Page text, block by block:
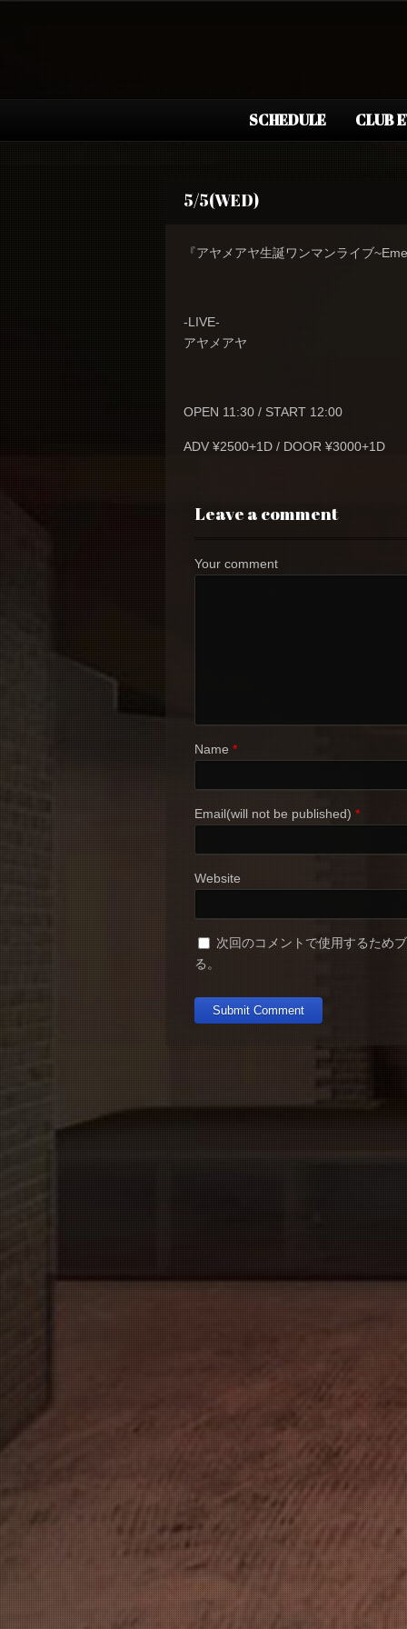
SCHEDULE CLUB
5/5(WED)
『アヤメアヤ生誕ワンマンライブ
-LIVE-
アヤメアヤ
OPEN 11:30 / START 12:00
ADV ¥2500+1D / DOOR ¥3000+1D
Leave a comment
Your comment
Name *
Email(will not be published) *
Website
次回のコメントで使用するため
る。